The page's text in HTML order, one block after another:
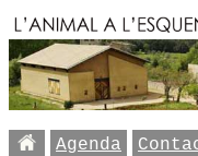
Agenda